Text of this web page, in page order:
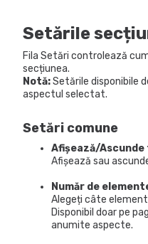
Setările
Fila Setări controlează
secțiunea.
Notă:Setările disponibile
aspectul selectat.
Setări comune
Afișează/
Afișează sau
Număr de
Alegeți câte
Disponibil doar pe
anumite aspecte.